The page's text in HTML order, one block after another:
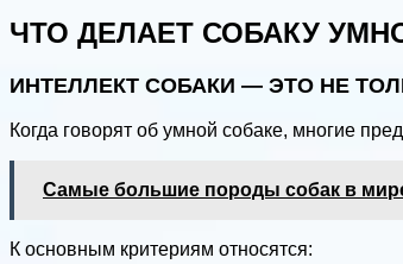
ЧТО ДЕЛАЕТ СОБАКУ
ИНТЕЛЛЕКТ СОБАКИ — ЭТО НЕ
Когда говорят об умной собаке, многие
Самые большие породы собак в
К основным критериям относятся: